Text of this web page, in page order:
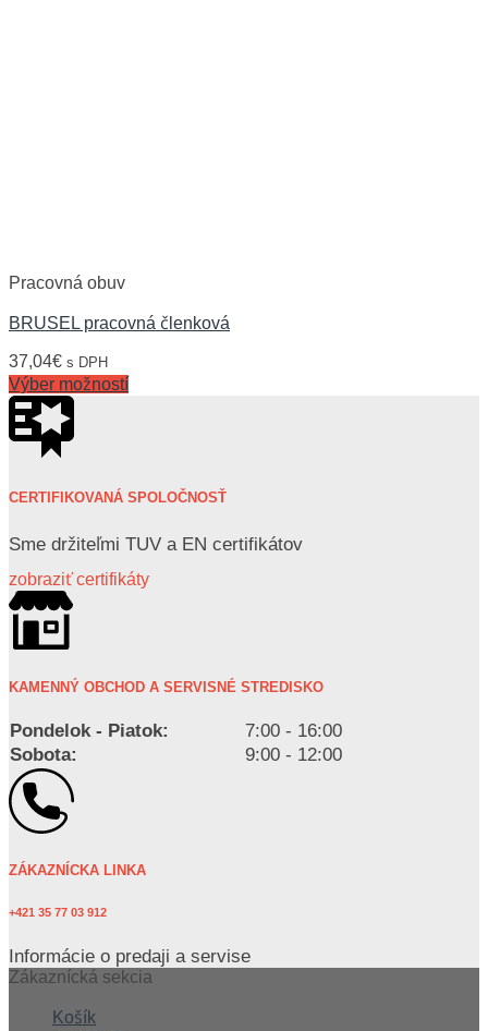
Pracovná obuv
BRUSEL pracovná členková
37,04€ s DPH
Výber možností
CERTIFIKOVANÁ SPOLOČNOSŤ
Sme držiteľmi TUV a EN certifikátov
zobraziť certifikáty
KAMENNÝ OBCHOD A SERVISNÉ STREDISKO
Pondelok - Piatok:
7:00 - 16:00
Sobota:
9:00 - 12:00
ZÁKAZNÍCKA LINKA
+421 35 77 03 912
Informácie o predaji a servise
Zákaznícká sekcia
Košík